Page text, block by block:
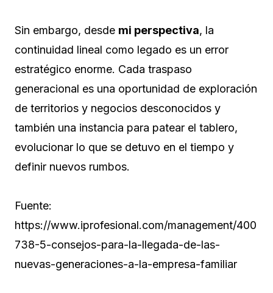
Sin embargo, desde mi perspectiva, la
continuidad lineal como legado es un error
estratégico enorme. Cada traspaso
generacional es una oportunidad de exploración
de territorios y negocios desconocidos y
también una instancia para patear el tablero,
evolucionar lo que se detuvo en el tiempo y
definir nuevos rumbos.
Fuente:
https://www.iprofesional.com/management/400
738-5-consejos-para-la-llegada-de-las-
nuevas-generaciones-a-la-empresa-familiar